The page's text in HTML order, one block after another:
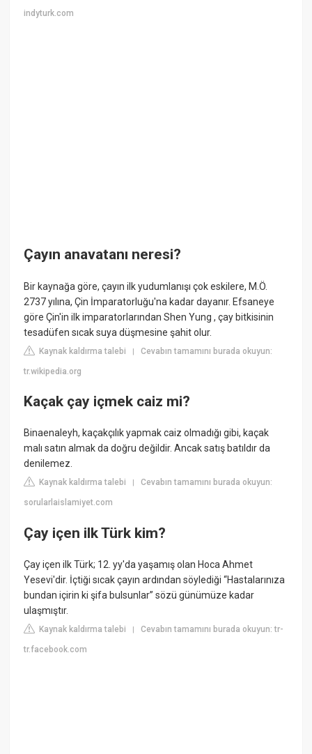
indyturk.com
Çayın anavatanı neresi?
Bir kaynağa göre, çayın ilk yudumlanışı çok eskilere, M.Ö.
2737 yılına, Çin İmparatorluğu'na kadar dayanır. Efsaneye
göre Çin'in ilk imparatorlarından Shen Yung , çay bitkisinin
tesadüfen sıcak suya düşmesine şahit olur.
Kaynak kaldırma talebi |Cevabın tamamını burada okuyun:
tr.wikipedia.org
Kaçak çay içmek caiz mi?
Binaenaleyh, kaçakçılık yapmak caiz olmadığı gibi, kaçak
malı satın almak da doğru değildir. Ancak satış batıldır da
denilemez.
Kaynak kaldırma talebi |Cevabın tamamını burada okuyun:
sorularlaislamiyet.com
Çay içen ilk Türk kim?
Çay içen ilk Türk; 12. yy'da yaşamış olan Hoca Ahmet
Yesevi'dir. İçtiği sıcak çayın ardından söylediği “Hastalarınıza
bundan içirin ki şifa bulsunlar” sözü günümüze kadar
ulaşmıştır.
Kaynak kaldırma talebi |Cevabın tamamını burada okuyun: tr-
tr.facebook.com